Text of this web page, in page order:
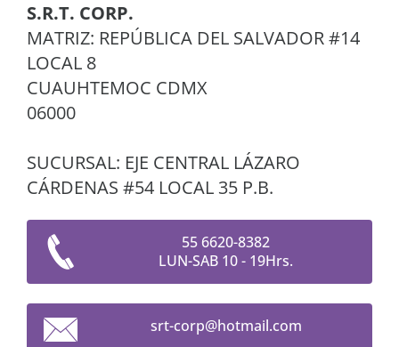
S.R.T. CORP.
MATRIZ: REPÚBLICA DEL SALVADOR #14
LOCAL 8
CUAUHTEMOC CDMX
06000
SUCURSAL: EJE CENTRAL LÁZARO
CÁRDENAS #54 LOCAL 35 P.B.
55 6620-8382
LUN-SAB 10 - 19Hrs.
srt-corp@hotmail.com